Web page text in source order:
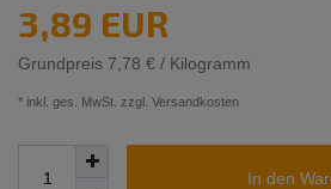
3,89 EUR
Grundpreis 7,78 € / Kilogramm
* inkl. ges. MwSt. zzgl. Versandkosten
In den